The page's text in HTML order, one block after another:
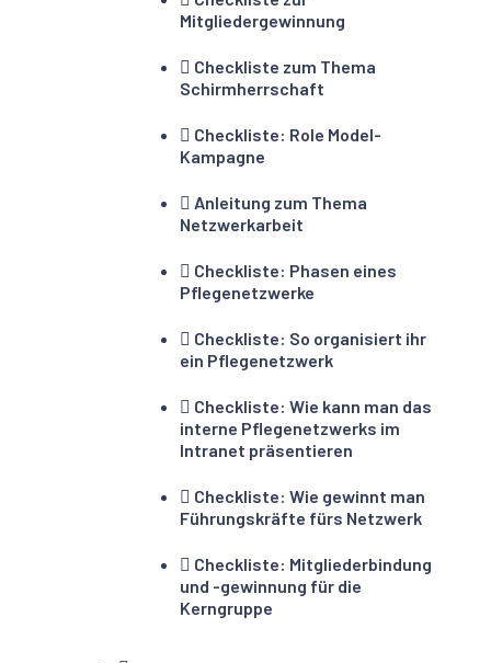
Mitgliedergewinnung
Checkliste zum Thema
Schirmherrschaft
Checkliste: Role Model-
Kampagne
Anleitung zum Thema
Netzwerkarbeit
Checkliste: Phasen eines
Pflegenetzwerke
Checkliste: So organisiert ihr
ein Pflegenetzwerk
Checkliste: Wie kann man das
interne Pflegenetzwerks im
Intranet präsentieren
Checkliste: Wie gewinnt man
Führungskräfte fürs Netzwerk
Checkliste: Mitgliederbindung
und -gewinnung für die
Kerngruppe